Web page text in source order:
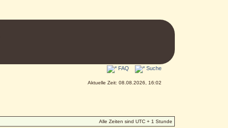
FAQ Suche
Aktuelle Zeit: 08.08.2026, 16:02
Alle Zeiten sind UTC + 1 Stunde